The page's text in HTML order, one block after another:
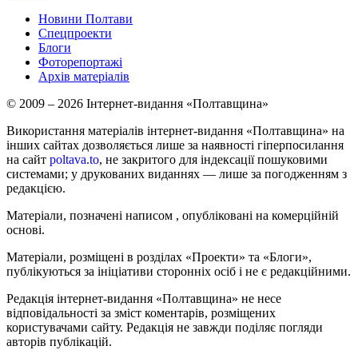
Новини Полтави
Спецпроекти
Блоги
Фоторепортажі
Архів матеріалів
© 2009 – 2026 Інтернет-видання «Полтавщина»
Використання матеріалів інтернет-видання «Полтавщина» на
інших сайтах дозволяється лише за наявності гіперпосилання
на сайт poltava.to, не закритого для індексації пошуковими
системами; у друкованих виданнях — лише за погодженням з
редакцією.
Матеріали, позначені написом , опубліковані на комерційній
основі.
Матеріали, розміщені в розділах «Проекти» та «Блоги»,
публікуються за ініціативи сторонніх осіб і не є редакційними.
Редакція інтернет-видання «Полтавщина» не несе
відповідальності за зміст коментарів, розміщених
користувачами сайту. Редакція не завжди поділяє погляди
авторів публікацій.